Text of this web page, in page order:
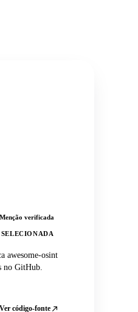
Menção verificada
awesome-osint
no GitHub.
Ver código-fonte